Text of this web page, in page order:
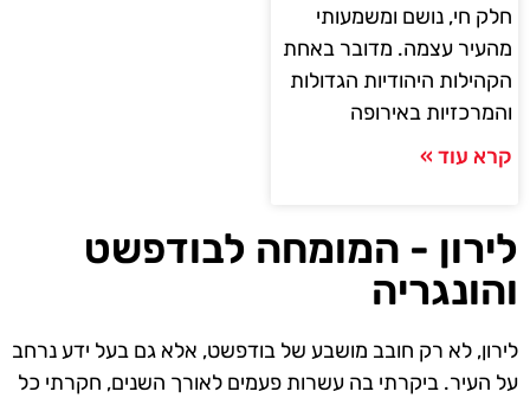
חלק חי, נושם ומשמעותי
מהעיר עצמה. מדובר באחת
הקהילות היהודיות הגדולות
והמרכזיות באירופה
קרא עוד »
לירון - המומחה לבודפשט
והונגריה
לירון, לא רק חובב מושבע של בודפשט, אלא גם בעל ידע נרחב
על העיר. ביקרתי בה עשרות פעמים לאורך השנים, חקרתי כל